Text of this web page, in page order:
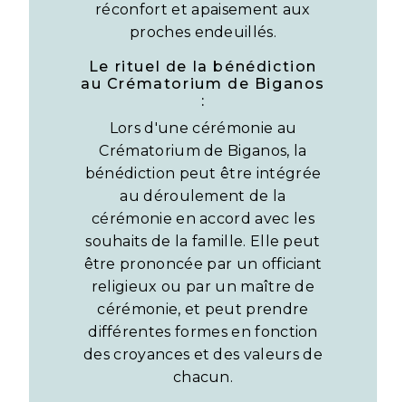
réconfort et apaisement aux
proches endeuillés.
Le rituel de la bénédiction
au Crématorium de Biganos
:
Lors d'une cérémonie au
Crématorium de Biganos, la
bénédiction peut être intégrée
au déroulement de la
cérémonie en accord avec les
souhaits de la famille. Elle peut
être prononcée par un officiant
religieux ou par un maître de
cérémonie, et peut prendre
différentes formes en fonction
des croyances et des valeurs de
chacun.